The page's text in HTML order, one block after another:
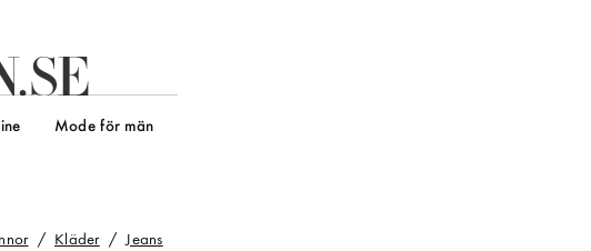
.SE
Mode för män
Kläder Jeans